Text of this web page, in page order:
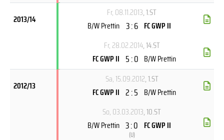
2013/14
Fr, 08.11.2013, 1.ST
B/W Prettin 3 : 6 FC GWP II
Fr, 28.02.2014, 14.ST
FC GWP II 5 : 0 B/W Prettin
2012/13
Sa, 15.09.2012, 1.ST
FC GWP II 2 : 5 B/W Prettin
So, 03.03.2013, 10.ST
B/W Prettin 3 : 0
(U)
FC GWP II